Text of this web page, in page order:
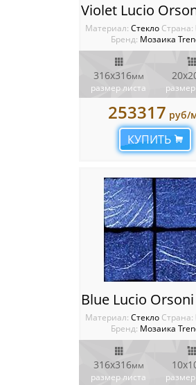
Материал: Стекло Cтрана:
Бренд: Мозаика
316х316мм
размер листа
253317 руб/
КУПИТЬ
Материал: Стекло Cтрана:
Бренд: Мозаика
316х316мм
размер листа